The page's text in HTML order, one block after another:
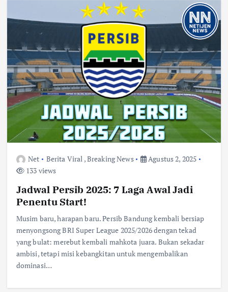
Net Berita Viral ,Breaking News
Agustus 2, 2025
133 views
Jadwal Persib 2025: 7 Laga Awal Jadi
Penentu Start!
Musim baru, harapan baru. Persib Bandung kembali bersiap
menyongsong BRI Super League 2025/2026 dengan tekad
yang bulat: merebut kembali mahkota juara. Bukan sekadar
ambisi, tetapi misi kebangkitan untuk mengembalikan
dominasi…